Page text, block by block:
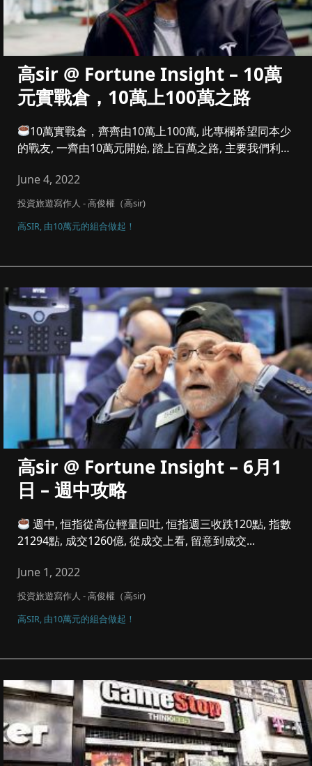
高sir @ Fortune Insight – 10萬
元實戰倉，10萬上100萬之路
10萬實戰倉，齊齊由10萬上100萬, 此專欄希望同本少
的戰友, 一齊由10萬元開始, 踏上百萬之路, 主要我們利潤
June 4, 2022
投資旅遊寫作人 - 高俊權（高sir)
高SIR, 由10萬元的組合做起！
高sir @ Fortune Insight – 6月1
日 – 週中攻略
週中, 恒指從高位輕量回吐, 恒指週三收跌120點, 指數
21294點, 成交1260億, 從成交上看, 留意到成交...
June 1, 2022
投資旅遊寫作人 - 高俊權（高sir)
高SIR, 由10萬元的組合做起！